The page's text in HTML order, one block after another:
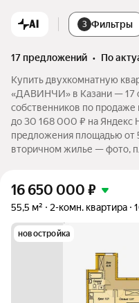
AI 3 Фильтры
17 предложений •
по
Купить двухкомнатную
«ДАВИНЧИ» в Казани — 17
собственников по
до 30 168 000 ₽ на Яндекс
предложения площадью от
вторичном жилье — фото,
16 650 000 ₽
55,5 м² 2-комн. квартира
новостройка